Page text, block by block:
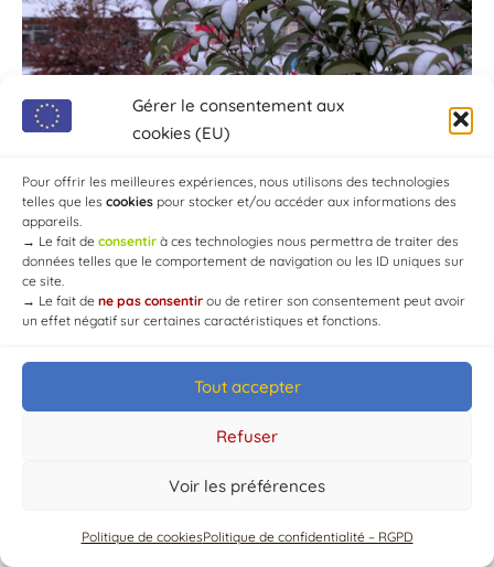
Gérer le consentement aux
cookies (EU)
Pour offrir les meilleures expériences, nous utilisons des technologies
telles que les cookies pour stocker et/ou accéder aux informations des
appareils.
→ Le fait de consentir à ces technologies nous permettra de traiter des
données telles que le comportement de navigation ou les ID uniques sur
ce site.
→ Le fait de ne pas consentir ou de retirer son consentement peut avoir
un effet négatif sur certaines caractéristiques et fonctions.
Tout accepter
Refuser
Voir les préférences
Politique de cookiesPolitique de confidentialité – RGPD
© Mairie de Chaource [2004-2024] | Tous droits réservés.